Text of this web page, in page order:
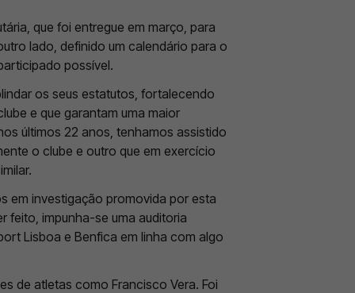
que foi entregue em março, para
lado, definido um calendário para o
possível.
os seus estatutos, fortalecendo
e que garantam uma maior
últimos 22 anos, tenhamos assistido
o clube e outro que em exercício
em investigação promovida por esta
feito, impunha-se uma auditoria
Lisboa e Benfica em linha com algo
de atletas como Francisco Vera. Foi